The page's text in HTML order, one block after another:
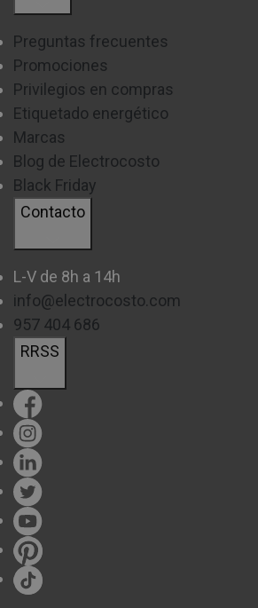
Preguntas frecuentes
Promociones
Privilegios en compras
Etiquetado energético
Marcas
Blog de Electrocosto
Black Friday
Contacto
L-V de 8h a 14h
info@electrocosto.com
957 404 686
RRSS